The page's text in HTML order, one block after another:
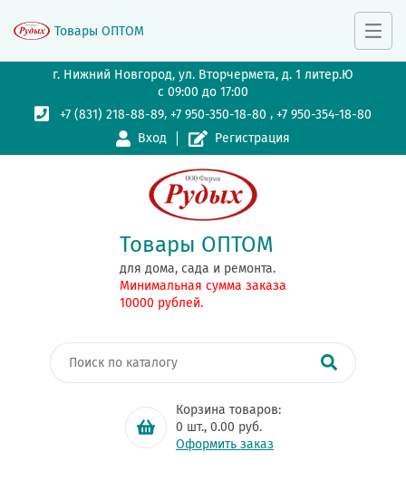
г. Нижний Новгород, ул. Вторчермета, д. 1 литер.Ю
с 09:00 до 17:00
+7 (831) 218-88-89,+7 950-350-18-80 ,+7 950-354-18-80
Вход
Регистрация
Товары ОПТОМ
для дома, сада и ремонта.
Минимальная сумма заказа
10000 рублей.
Корзина товаров:
0 шт., 0.00 руб.
Оформить заказ
Товары ОПТОМ